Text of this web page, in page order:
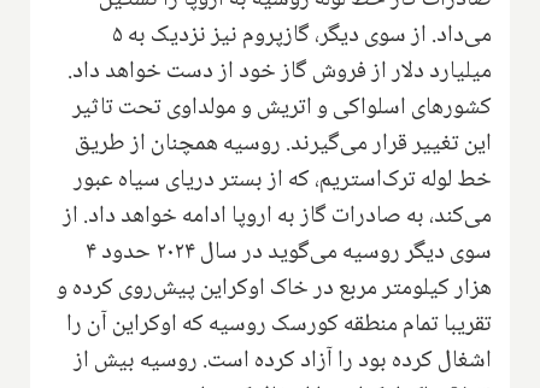
می‌داد. از سوی دیگر، گازپروم نیز نزدیک به ۵
میلیارد دلار از فروش گاز خود از دست خواهد داد.
کشورهای اسلواکی و اتریش و مولداوی تحت تاثیر
این تغییر قرار می‌گیرند. روسیه همچنان از طریق
خط لوله ترک‌استریم، که از بستر دریای سیاه عبور
می‌کند، به صادرات گاز به اروپا ادامه خواهد داد. از
سوی دیگر روسیه می‌گوید در سال ۲۰۲۴ حدود ۴
هزار کیلومتر مربع در خاک اوکراین پیش‌روی کرده و
تقریبا تمام منطقه کورسک روسیه که اوکراین آن را
اشغال کرده بود را آزاد کرده است. روسیه بیش از